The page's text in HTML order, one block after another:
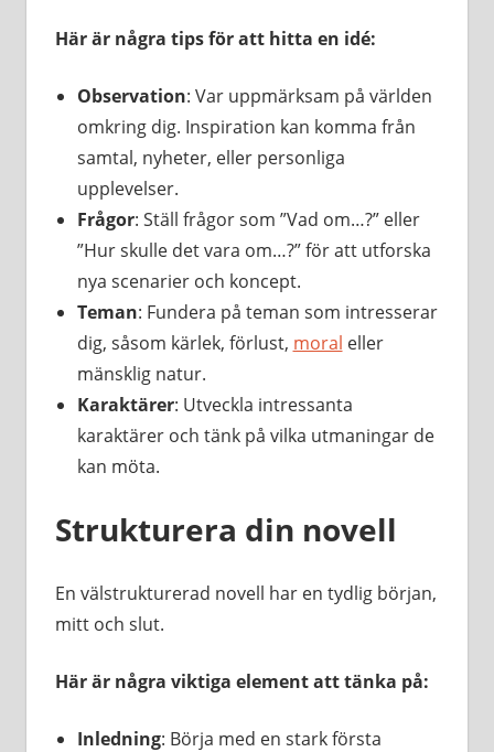
Här är några tips för att hitta en idé:
Observation: Var uppmärksam på världen
omkring dig. Inspiration kan komma från
samtal, nyheter, eller personliga
upplevelser.
Frågor: Ställ frågor som ”Vad om…?” eller
”Hur skulle det vara om…?” för att utforska
nya scenarier och koncept.
Teman: Fundera på teman som intresserar
dig, såsom kärlek, förlust, moral eller
mänsklig natur.
Karaktärer: Utveckla intressanta
karaktärer och tänk på vilka utmaningar de
kan möta.
Strukturera din novell
En välstrukturerad novell har en tydlig början,
mitt och slut.
Här är några viktiga element att tänka på:
Inledning: Börja med en stark första